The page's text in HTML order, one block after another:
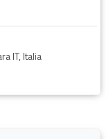
IT, Italia